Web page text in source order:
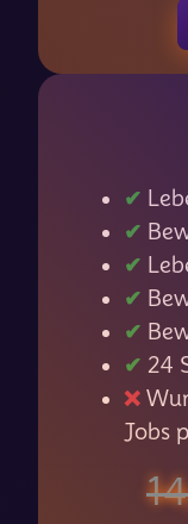
✔
✔
✔
✔
✔
✔ 24
❌
Jobs